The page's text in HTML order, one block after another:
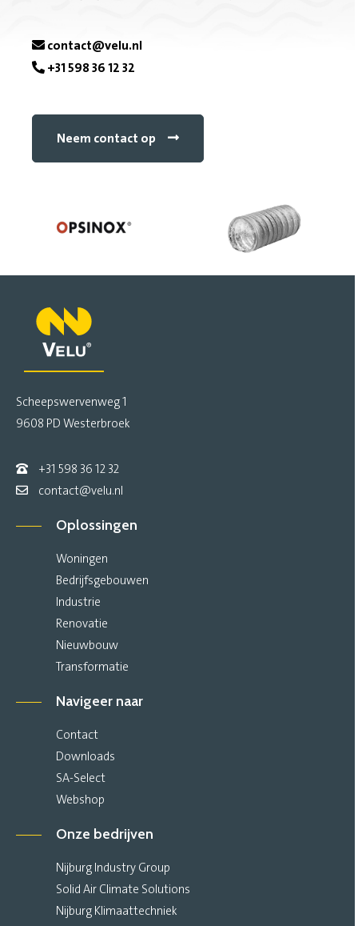
contact@velu.nl
+31 598 36 12 32
Neem contact op
Scheepswervenweg 1
9608 PD Westerbroek
+31 598 36 12 32
contact@velu.nl
Oplossingen
Woningen
Bedrijfsgebouwen
Industrie
Renovatie
Nieuwbouw
Transformatie
Navigeer naar
Contact
Downloads
SA-Select
Webshop
Onze bedrijven
Nijburg Industry Group
Solid Air Climate Solutions
Nijburg Klimaattechniek